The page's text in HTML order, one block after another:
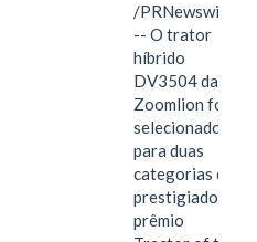
/PRNewswire/
-- O trator
híbrido
DV3504 da
Zoomlion foi
selecionado
para duas
categorias do
prestigiado
prêmio